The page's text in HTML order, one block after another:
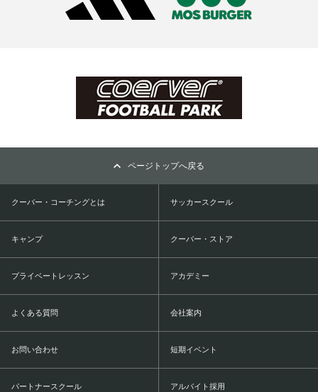
ページトップへ戻る
クーバー・コーチングとは サッカースクール
キャンプ クーバー・ストア
プライベートレッスン アカデミー
よくある質問 会社案内
お問い合わせ 短期イベント
パートナースクール アルバイト採用